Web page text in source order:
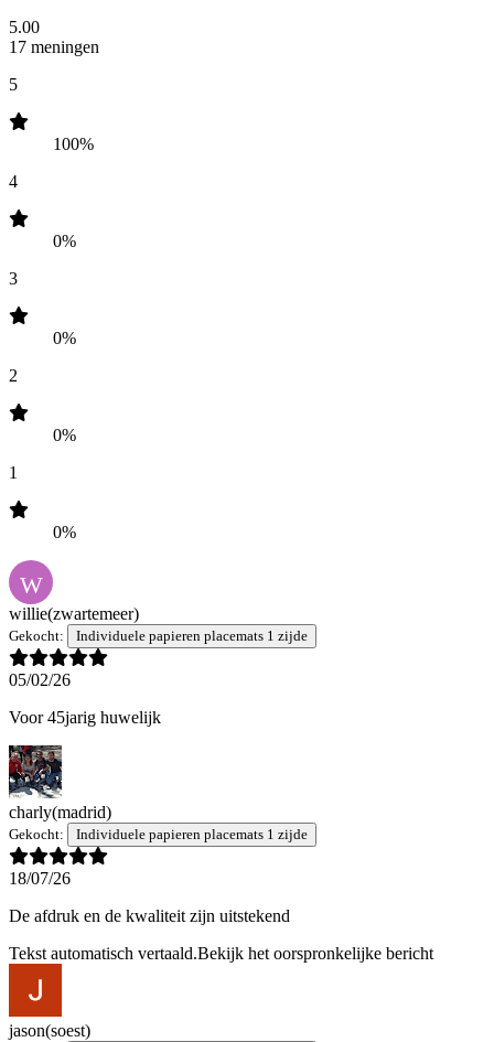
5.00
17 meningen
5
100%
4
0%
3
0%
2
0%
1
0%
W
willie(zwartemeer)
Gekocht: Individuele papieren placemats 1 zijde
05/02/26
Voor 45jarig huwelijk
charly(madrid)
Gekocht: Individuele papieren placemats 1 zijde
18/07/26
De afdruk en de kwaliteit zijn uitstekend
Tekst automatisch vertaald.Bekijk het oorspronkelijke bericht
jason(soest)